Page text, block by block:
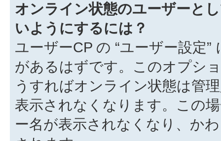
オンライン状態のユーザーと
いようにするには？
ユーザーCP の “ユーザー設定
があるはずです。このオプシ
うすればオンライン状態は管
表示されなくなります。この
ー名が表示されなくなり、か